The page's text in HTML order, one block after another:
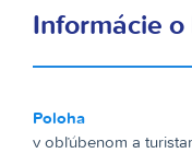
Informácie
Poloha
v obľúbenom a